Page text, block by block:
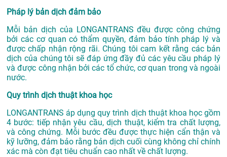
Pháp lý bản dịch đảm bảo
Mỗi bản dịch của LONGANTRANS đều được công chứng
bởi các cơ quan có thẩm quyền, đảm bảo tính pháp lý và
được chấp nhận rộng rãi. Chúng tôi cam kết rằng các bản
dịch của chúng tôi sẽ đáp ứng đầy đủ các yêu cầu pháp lý
và được công nhận bởi các tổ chức, cơ quan trong và ngoài
nước.
Quy trình dịch thuật khoa học
LONGANTRANS áp dụng quy trình dịch thuật khoa học gồm
4 bước: tiếp nhận yêu cầu, dịch thuật, kiểm tra chất lượng,
và công chứng. Mỗi bước đều được thực hiện cẩn thận và
kỹ lưỡng, đảm bảo rằng bản dịch cuối cùng không chỉ chính
xác mà còn đạt tiêu chuẩn cao nhất về chất lượng.